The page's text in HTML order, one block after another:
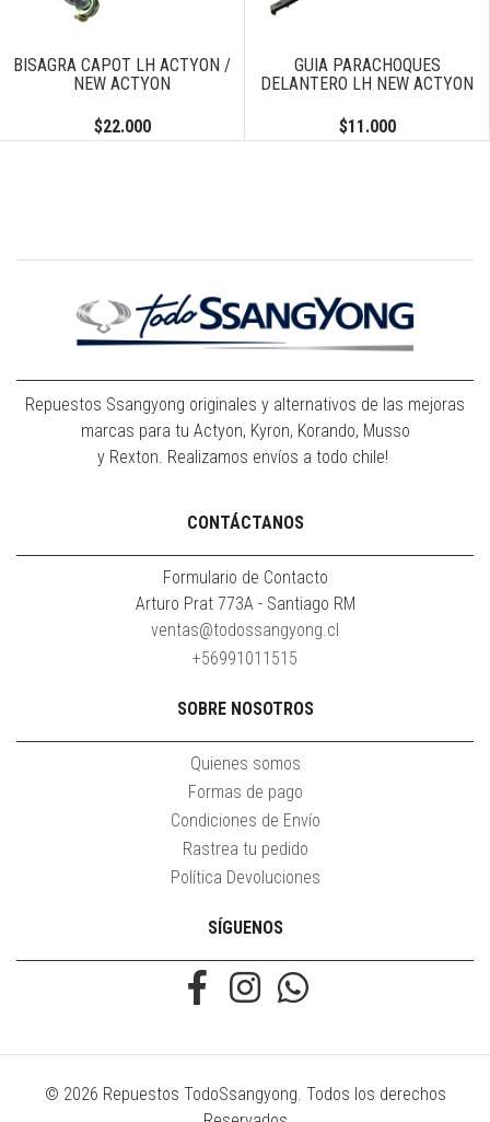
BISAGRA CAPOT LH ACTYON /
NEW ACTYON
$22.000
GUIA PARACHOQUES
DELANTERO LH NEW ACTYON
$11.000
Repuestos Ssangyong originales y alternativos de las mejoras
marcas para tu Actyon, Kyron, Korando, Musso
y Rexton. Realizamos envíos a todo chile!
CONTÁCTANOS
Formulario de Contacto
Arturo Prat 773A - Santiago RM
ventas@todossangyong.cl
+56991011515
SOBRE NOSOTROS
Quienes somos
Formas de pago
Condiciones de Envío
Rastrea tu pedido
Política Devoluciones
SÍGUENOS
© 2026 Repuestos TodoSsangyong. Todos los derechos